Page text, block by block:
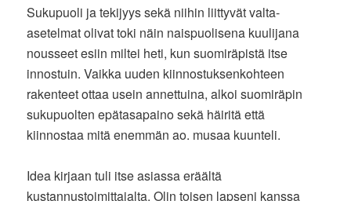
Sukupuoli ja tekijyys sekä niihin liittyvät valta-
asetelmat olivat toki näin naispuolisena kuulijana
nousseet esiin miltei heti, kun suomiräpistä itse
innostuin. Vaikka uuden kiinnostuksenkohteen
rakenteet ottaa usein annettuina, alkoi suomiräpin
sukupuolten epätasapaino sekä häiritä että
kiinnostaa mitä enemmän ao. musaa kuunteli.
Idea kirjaan tuli itse asiassa eräältä
kustannustoimittajalta. Olin toisen lapseni kanssa